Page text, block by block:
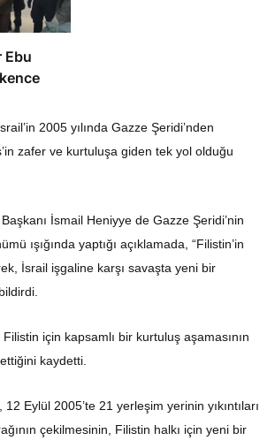
Ebu
2005 yılında Gazze Şeridi’nden
zafer ve kurtuluşa giden tek yol olduğu
İsmail Heniyye de Gazze Şeridi’nin
ışığında yaptığı açıklamada, “Filistin’in
İsrail işgaline karşı savaşta yeni bir
için kapsamlı bir kurtuluş aşamasının
kaydetti.
Eylül 2005’te 21 yerleşim yerinin yıkıntıları
çekilmesinin, Filistin halkı için yeni bir